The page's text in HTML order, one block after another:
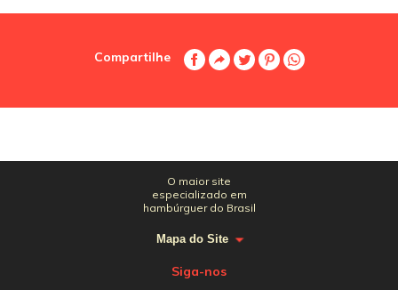
Compartilhe
O maior site
especializado em
hambúrguer do Brasil
Mapa do Site
Siga-nos